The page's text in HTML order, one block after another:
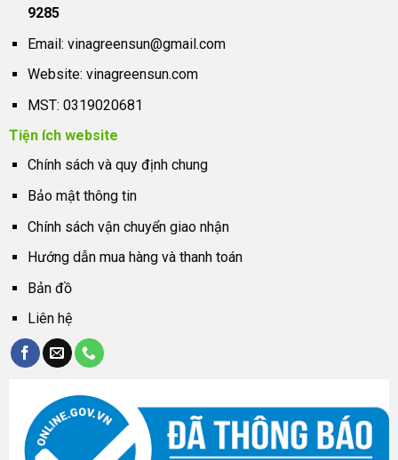
9285
Email: vinagreensun@gmail.com
Website: vinagreensun.com
MST: 0319020681
Tiện ích website
Chính sách và quy định chung
Bảo mật thông tin
Chính sách vận chuyển giao nhận
Hướng dẫn mua hàng và thanh toán
Bản đồ
Liên hệ